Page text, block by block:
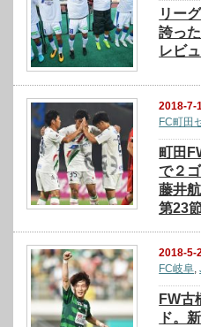
リー
誇っ
レビ
2018-7-
FC町田
町田
で２
藤井
第23
2018-5-
FC岐阜 ,
FW古
ド。